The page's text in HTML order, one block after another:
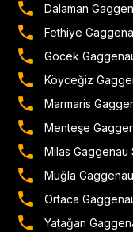
Dalaman
Fethiye
Göcek
Köyceğiz
Marmaris
Menteşe
Milas Gaggenau
Muğla
Ortaca
Yatağan